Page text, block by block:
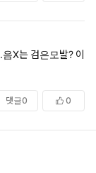
X는 검은모발? 이
댓글0 0